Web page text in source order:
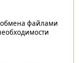
обмена файлами